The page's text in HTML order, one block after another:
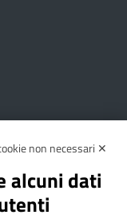
Policy
Legali
non necessari ✕
alcuni dati